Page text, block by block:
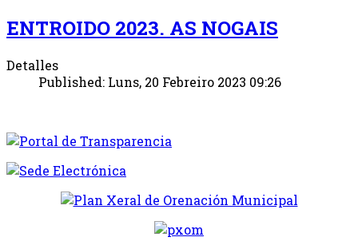
ENTROIDO 2023. AS NOGAIS
Detalles
Published: Luns, 20 Febreiro 2023 09:26